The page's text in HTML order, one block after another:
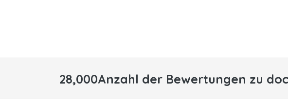
28,000Anzahl der Bewertungen zu